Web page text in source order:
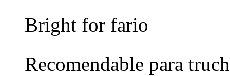
Bright for fario
Recomendable para